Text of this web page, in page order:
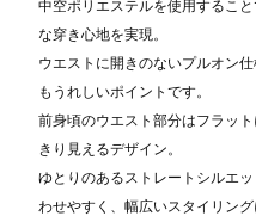
中空ポリエステルを使用するこ
な穿き心地を実現。
ウエストに開きのないプルオン
もうれしいポイントです。
前身頃のウエスト部分はフラッ
きり見えるデザイン。
ゆとりのあるストレートシルエ
わせやすく、幅広いスタイリング